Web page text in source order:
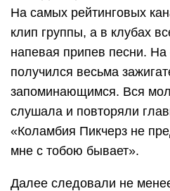
На самых рейтинговых
клип группы, а в клубах
напевая припев песни.
получился весьма
запоминающимся. Вся
слушала и повторяли
«Коламбия Пикчерз не
мне с тобою бывает».
Далее следовали не